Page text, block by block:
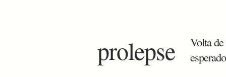
prolepse
Volta